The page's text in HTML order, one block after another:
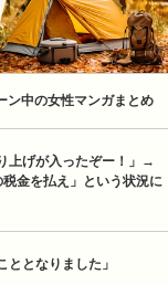
ン中の女性マンガまとめ
上げが入ったぞー！」→
金を払え」という状況に
となりました」